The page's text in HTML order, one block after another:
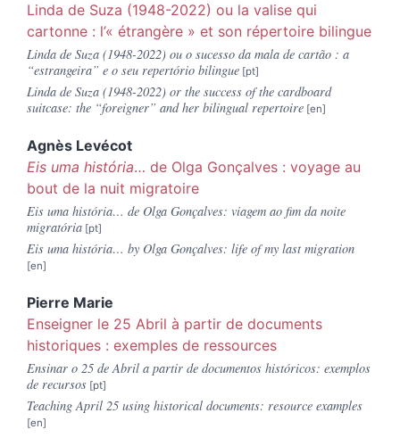
Linda de Suza (1948-2022) ou la valise qui
cartonne : l’« étrangère » et son répertoire bilingue
Linda de Suza (1948-2022) ou o sucesso da mala de cartão : a
“estrangeira” e o seu repertório bilingue
Linda de Suza (1948-2022) or the success of the cardboard
suitcase: the “foreigner” and her bilingual repertoire
Agnès Levécot
Eis uma história… de Olga Gonçalves : voyage au
bout de la nuit migratoire
Eis uma história… de Olga Gonçalves: viagem ao fim da noite
migratória
Eis uma história… by Olga Gonçalves: life of my last migration
Pierre Marie
Enseigner le 25 Abril à partir de documents
historiques : exemples de ressources
Ensinar o 25 de Abril a partir de documentos históricos: exemplos
de recursos
Teaching April 25 using historical documents: resource examples